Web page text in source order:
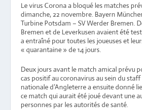
Le virus Corona a bloqué les matches
dimanche, 22 novembre. Bayern
Turbine Potsdam – SV Werder Bremen.
Bremen et de Leverkusen avaient été
a entraîné pour toutes les joueuses et
« quarantaine » de 14 jours.
Deux jours avant le match amical prévu
cas positif au coronavirus au sein du staff
nationale d’Angleterre a ensuite donné
ce match qui aurait été joué devant une
personnes par les autorités de santé.